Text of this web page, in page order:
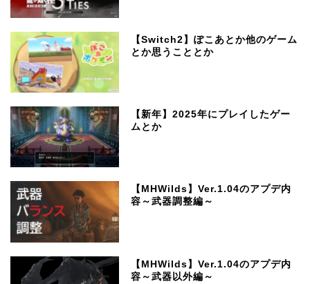
【Switch2】ぽこあとか他のゲーム
とか思うこととか
【新年】2025年にプレイしたゲー
ムとか
【MHWilds】Ver.1.04のアプデ内
容～武器調整編～
【MHWilds】Ver.1.04のアプデ内
容～武器以外編～